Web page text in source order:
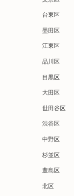
台東区
墨田区
江東区
品川区
目黒区
大田区
世田谷区
渋谷区
中野区
杉並区
豊島区
北区